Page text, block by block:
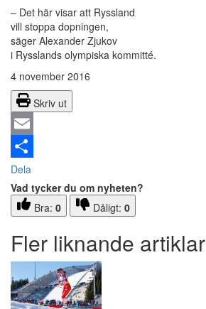
– Det här visar att Ryssland
vill stoppa dopningen,
säger Alexander Zjukov
i Rysslands olympiska kommitté.
4 november 2016
Skriv ut
Email
Dela
Vad tycker du om nyheten?
Bra: 0 Dåligt: 0
Fler liknande artiklar